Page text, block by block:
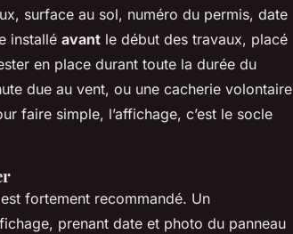
surface au sol, numéro du permis, date
installé avant le début des travaux, placé
en place durant toute la durée du
due au vent, ou une cacherie volontaire
faire simple, l’affichage, c’est le socle
fortement recommandé. Un
prenant date et photo du panneau